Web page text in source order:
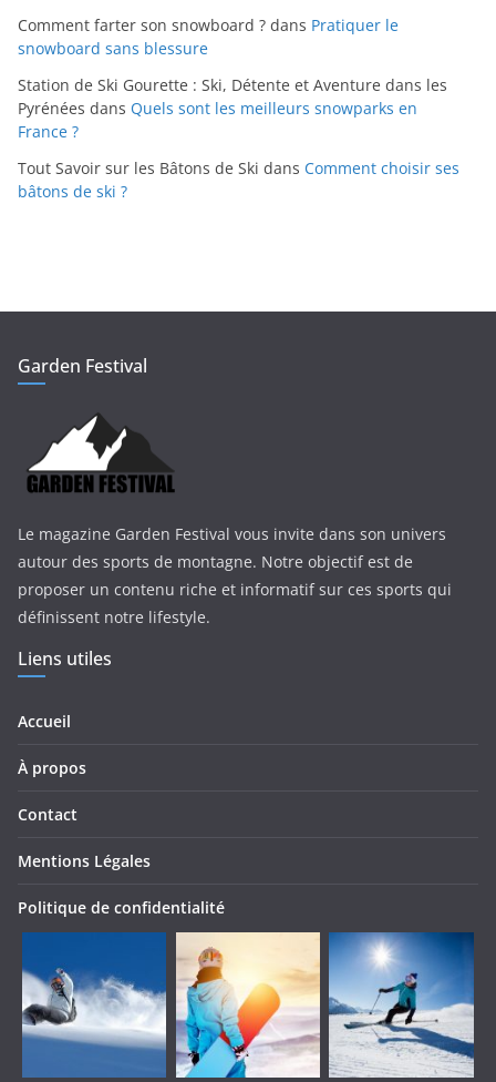
Comment farter son snowboard ? dans Pratiquer le
snowboard sans blessure
Station de Ski Gourette : Ski, Détente et Aventure dans les
Pyrénées dans Quels sont les meilleurs snowparks en
France ?
Tout Savoir sur les Bâtons de Ski dans Comment choisir ses
bâtons de ski ?
Garden Festival
Le magazine Garden Festival vous invite dans son univers
autour des sports de montagne. Notre objectif est de
proposer un contenu riche et informatif sur ces sports qui
définissent notre lifestyle.
Liens utiles
Accueil
À propos
Contact
Mentions Légales
Politique de confidentialité